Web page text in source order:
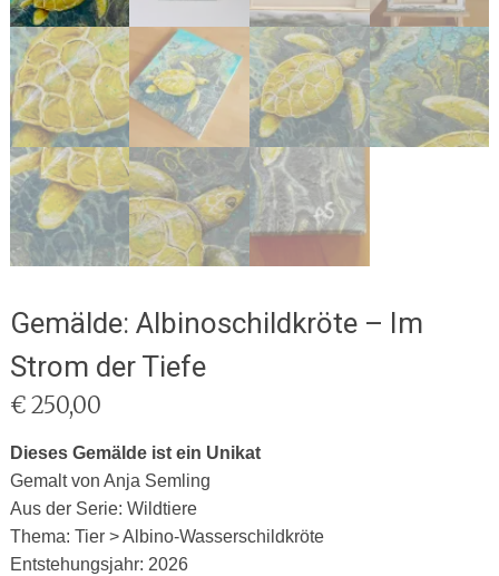
Gemälde: Albinoschildkröte – Im
Strom der Tiefe
€250,00
Dieses Gemälde ist ein Unikat
Gemalt von Anja Semling
Aus der Serie: Wildtiere
Thema: Tier > Albino-Wasserschildkröte
Entstehungsjahr: 2026